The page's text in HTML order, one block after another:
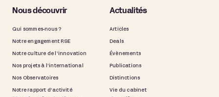
Nous découvrir
Qui sommes-nous ?
Notre engagement RSE
Notre culture de l’innovation
Nos projets à l’international
Nos Observatoires
Notre rapport d’activité
Actualités
Articles
Deals
Évènements
Publications
Distinctions
Vie du cabinet